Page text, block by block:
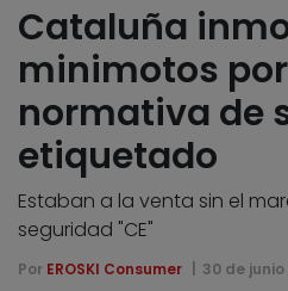
Cataluña
minimotos
normativa de
etiquetado
Estaban a la venta sin el
seguridad "CE"
Por EROSKI Consumer 30 de